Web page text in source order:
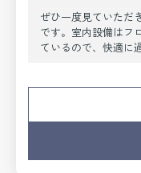
ぜひ一度見ていただ
です。室内設備はフ
ているので、快適に
現在空き室のこのお
できます。当社スタ
ます。お客様のこだ
気軽に当社へお問い